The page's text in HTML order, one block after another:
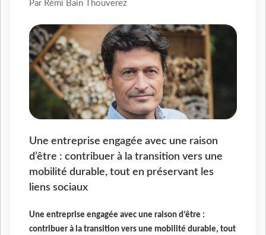
Par Rémi Bain Thouverez
Une entreprise engagée avec une raison
d’être : contribuer à la transition vers une
mobilité durable, tout en préservant les
liens sociaux
Une entreprise engagée avec une raison d’être :
contribuer à la transition vers une mobilité durable, tout